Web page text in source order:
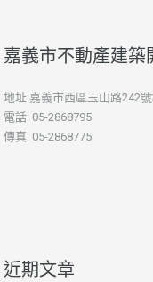
嘉義市不動產建
地址:嘉義市西區玉山路242
電話: 05-2868795
傳真: 05-2868775
近期文章